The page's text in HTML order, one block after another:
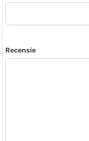
Recensie